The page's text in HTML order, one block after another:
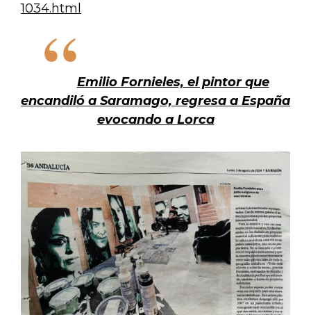
1034.html
Emilio Fornieles, el pintor que
encandiló a Saramago, regresa a España
evocando a Lorca